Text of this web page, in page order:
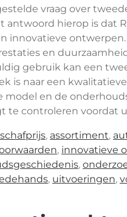
vraag over
antwoord hierop is dat
innovatieve ontwerpen.
en
gebruik kan een
is naar een
model en de
te controleren voordat
, assortiment,
, innovatieve
,
, uitvoeringen,